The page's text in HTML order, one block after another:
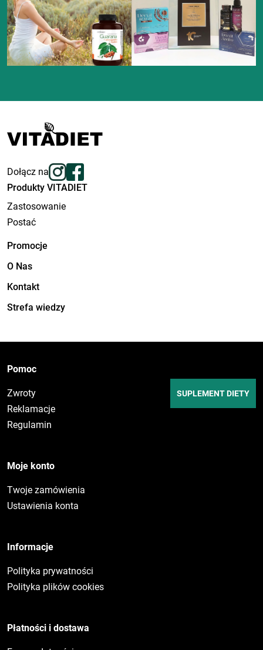
Dołącz na
Produkty VITADIET
Zastosowanie
Postać
Promocje
O Nas
Kontakt
Strefa wiedzy
SUPLEMENT DIETY
Pomoc
Zwroty
Reklamacje
Regulamin
Moje konto
Twoje zamówienia
Ustawienia konta
Informacje
Polityka prywatności
Polityka plików cookies
Płatności i dostawa